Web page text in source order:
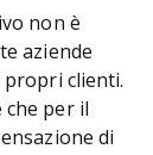
non è
aziende
clienti.
per il
di